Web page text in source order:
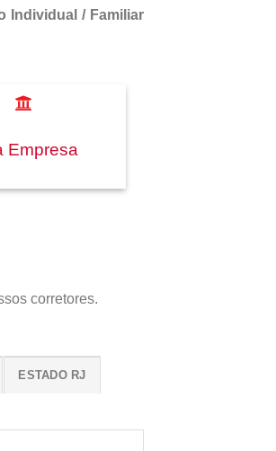
Individual / Familiar
Empresa
corretores.
ESTADO RJ